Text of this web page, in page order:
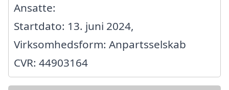
Ansatte:
Startdato: 13. juni 2024,
Virksomhedsform: Anpartsselskab
CVR: 44903164